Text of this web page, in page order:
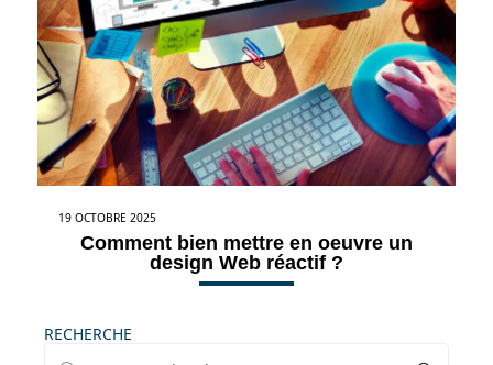
19 OCTOBRE 2025
Comment bien mettre en oeuvre un
design Web réactif ?
RECHERCHE